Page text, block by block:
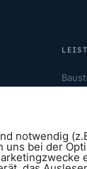
notwendig
bei der